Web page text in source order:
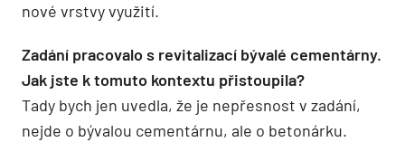
nové vrstvy využití.
Zadání pracovalo s revitalizací bývalé cementárny.
Jak jste k tomuto kontextu přistoupila?
Tady bych jen uvedla, že je nepřesnost v zadání,
nejde o bývalou cementárnu, ale o betonárku.